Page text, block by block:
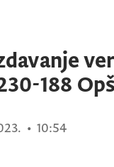
188
• 10:54